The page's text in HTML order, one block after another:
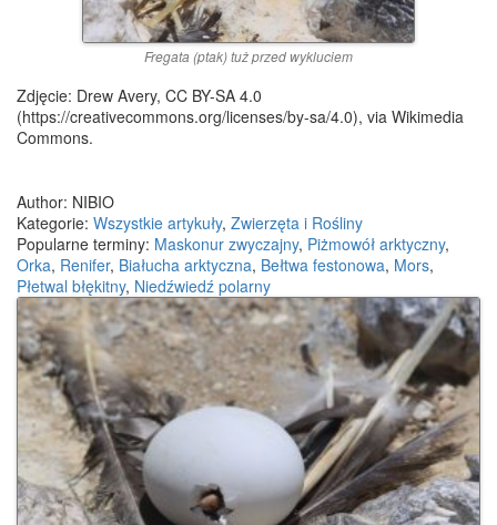
Fregata (ptak) tuż przed wykluciem
Zdjęcie: Drew Avery, CC BY-SA 4.0
(https://creativecommons.org/licenses/by-sa/4.0), via Wikimedia
Commons.
Author: NIBIO
Kategorie: Wszystkie artykuły, Zwierzęta i Rośliny
Popularne terminy: Maskonur zwyczajny, Piżmowół arktyczny,
Orka, Renifer, Białucha arktyczna, Bełtwa festonowa, Mors,
Płetwal błękitny, Niedźwiedź polarny